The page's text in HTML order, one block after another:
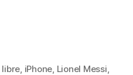
la
libre, iPhone, Lionel Messi,